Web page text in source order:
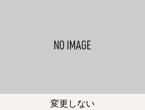
変更しない